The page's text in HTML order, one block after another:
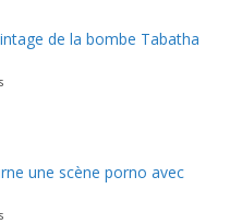
de la bombe Tabatha
une scène porno avec